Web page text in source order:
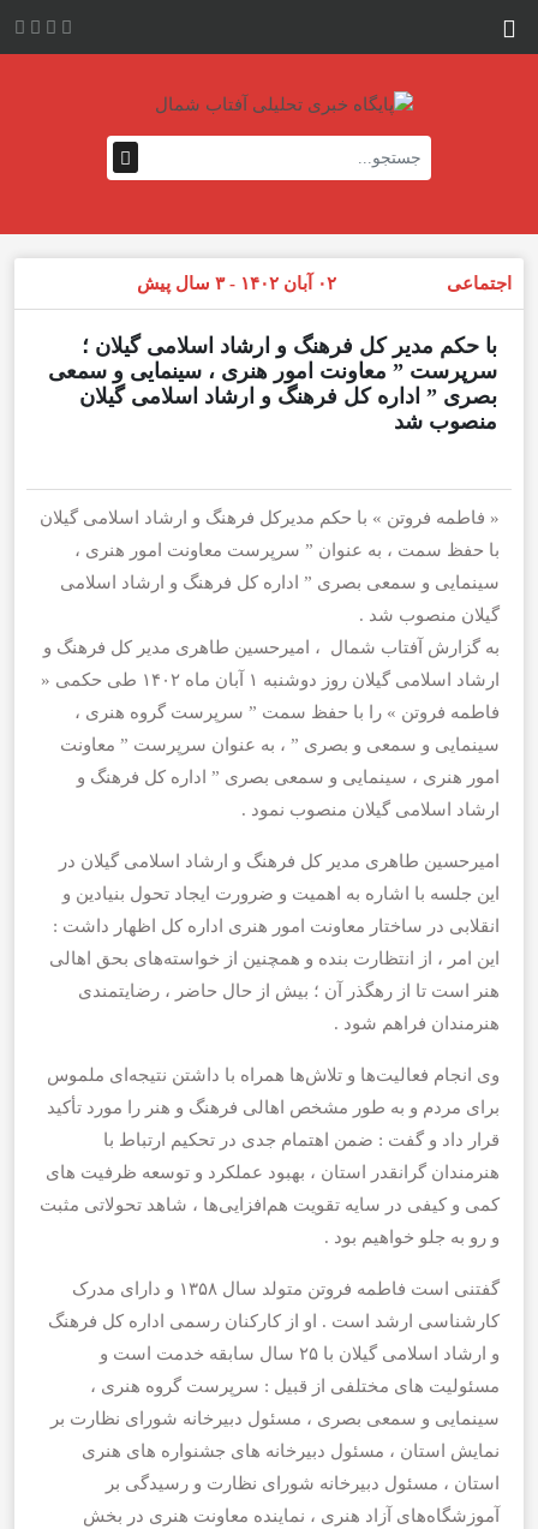
اجتماعی ۰۲ آبان ۱۴۰۲ - ۳ سال پیش
با حکم مدیر کل فرهنگ و ارشاد اسلامی گیلان ؛
سرپرست ” معاونت امور هنری ، سینمایی و سمعی
بصری ” اداره کل فرهنگ و ارشاد اسلامی گیلان
منصوب شد
« فاطمه فروتن » با حکم مدیرکل فرهنگ و ارشاد اسلامی گیلان
با حفظ سمت ، به عنوان ” سرپرست معاونت امور هنری ،
سینمایی و سمعی بصری ” اداره کل فرهنگ و ارشاد اسلامی
گیلان منصوب شد .
به گزارش آفتاب شمال ، امیرحسین طاهری مدیر کل فرهنگ و
ارشاد اسلامی گیلان روز دوشنبه ۱ آبان ماه ۱۴۰۲ طی حکمی «
فاطمه فروتن » را با حفظ سمت ” سرپرست گروه هنری ،
سینمایی و سمعی و بصری ” ، به عنوان سرپرست ” معاونت
امور هنری ، سینمایی و سمعی بصری ” اداره کل فرهنگ و
ارشاد اسلامی گیلان منصوب نمود .
امیرحسین طاهری مدیر کل فرهنگ و ارشاد اسلامی گیلان در
این جلسه با اشاره به اهمیت و ضرورت ایجاد تحول بنیادین و
انقلابی در ساختار معاونت امور هنری اداره کل اظهار داشت :
این امر ، از انتظارت بنده و همچنین از خواسته‌های بحق اهالی
هنر است تا از رهگذر آن ؛ بیش از حال حاضر ، رضایتمندی
هنرمندان فراهم شود .
وی انجام فعالیت‌ها و تلاش‌ها همراه با داشتن نتیجه‌ای ملموس
برای مردم و به طور مشخص اهالی فرهنگ و هنر را مورد تأکید
قرار داد و گفت : ضمن اهتمام جدی در تحکیم ارتباط با
هنرمندان گرانقدر استان ، بهبود عملکرد و توسعه ظرفیت های
کمی و کیفی در سایه تقویت هم‌افزایی‌ها ، شاهد تحولاتی مثبت
و رو به جلو خواهیم بود .
گفتنی است فاطمه فروتن متولد سال ۱۳۵۸ و دارای مدرک
کارشناسی ارشد است . او از کارکنان رسمی اداره کل فرهنگ
و ارشاد اسلامی گیلان با ۲۵ سال سابقه خدمت است و
مسئولیت های مختلفی از قبیل : سرپرست گروه هنری ،
سینمایی و سمعی بصری ، مسئول دبیرخانه شورای نظارت بر
نمایش استان ، مسئول دبیرخانه های جشنواره های هنری
استان ، مسئول دبیرخانه شورای نظارت و رسیدگی بر
آموزشگاه‌های آزاد هنری ، نماینده معاونت هنری در بخش